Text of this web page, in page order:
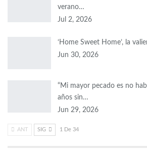
verano…
Jul 2, 2026
‘Home Sweet Home’, la
Jun 30, 2026
“Mi mayor pecado es no
años sin…
Jun 29, 2026
ANT SIG 1 De 34